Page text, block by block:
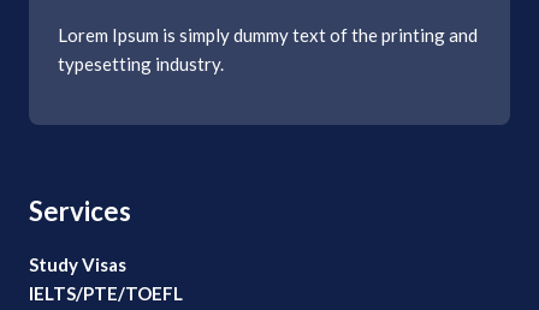
Lorem Ipsum is simply dummy text of the printing and
typesetting industry.
Services
Study Visas
IELTS/PTE/TOEFL